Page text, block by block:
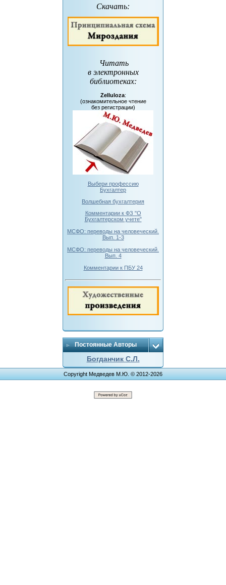
Скачать:
Читать
в электронных
библиотеках:
Zelluloza:
(ознакомительное чтение
без регистрации)
Выбери профессию
Бухгалтер
Волшебная бухгалтерия
Комментарии к ФЗ "О
Бухгалтерском учете"
МСФО: переводы на человеческий.
Вып. 1-3
МСФО: переводы на человеческий.
Вып. 4
Комментарии к ПБУ 24
Постоянные Авторы
Богданчик С.Л.
Copyright Медведев М.Ю. © 2012-2026